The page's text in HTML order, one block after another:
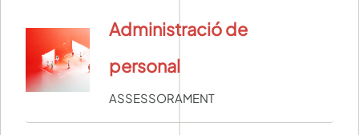
Administració de
personal
ASSESSORAMENT